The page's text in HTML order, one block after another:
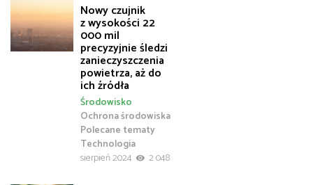
Nowy czujnik
z wysokości 22
000 mil
precyzyjnie śledzi
zanieczyszczenia
powietrza, aż do
ich źródła
Ochrona środowiska
Polecane tematy
Środowisko
Technologia
sierpień 2024
2 048